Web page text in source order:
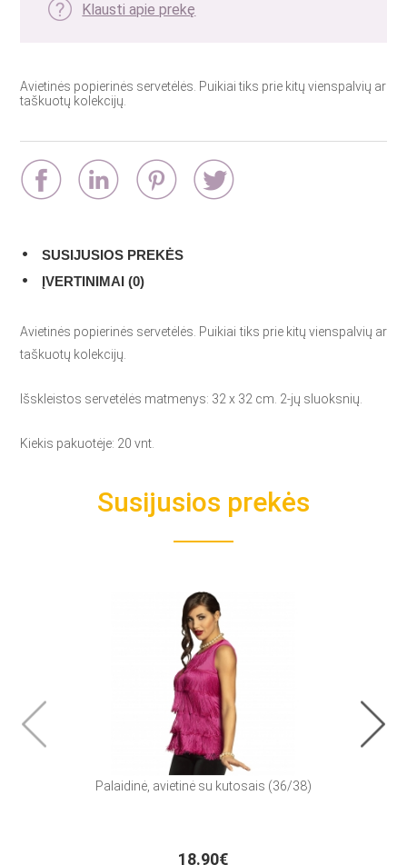
Klausti apie prekę
Avietinės popierinės servetėlės. Puikiai tiks prie kitų vienspalvių ar
taškuotų kolekcijų.
SUSIJUSIOS PREKĖS
ĮVERTINIMAI (0)
Avietinės popierinės servetėlės. Puikiai tiks prie kitų vienspalvių ar
taškuotų kolekcijų.
Išskleistos servetėlės matmenys: 32 x 32 cm. 2-jų sluoksnių.
Kiekis pakuotėje: 20 vnt.
Susijusios prekės
Palaidinė, avietinė su kutosais (36/38)
18.90€